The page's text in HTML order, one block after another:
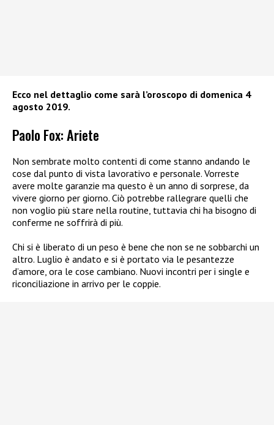
Ecco nel dettaglio come sarà l’oroscopo di domenica 4
agosto 2019.
Paolo Fox: Ariete
Non sembrate molto contenti di come stanno andando le
cose dal punto di vista lavorativo e personale. Vorreste
avere molte garanzie ma questo è un anno di sorprese, da
vivere giorno per giorno. Ciò potrebbe rallegrare quelli che
non voglio più stare nella routine, tuttavia chi ha bisogno di
conferme ne soffrirà di più.
Chi si è liberato di un peso è bene che non se ne sobbarchi un
altro. Luglio è andato e si è portato via le pesantezze
d’amore, ora le cose cambiano. Nuovi incontri per i single e
riconciliazione in arrivo per le coppie.